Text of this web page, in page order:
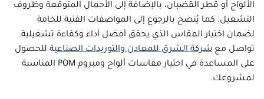
الألواح أو قطر القضبان، بالإضافة إلى الأحمال المتوقعة وظروف
التشغيل. كما يُنصح بالرجوع إلى المواصفات الفنية للخامة
لضمان اختيار المقاس الذي يحقق أفضل أداء وكفاءة تشغيلية.
تواصل مع شركة الشرق للمعادن والتوريدات الصناعية للحصول
على المساعدة في اختيار مقاسات ألواح ومبروم POM المناسبة
لمشروعك.